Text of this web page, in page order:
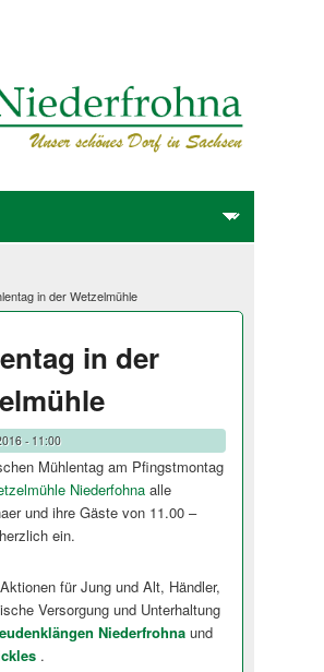
hierin der Wetzelmühle
in der
- 11:00
Mühlentag am Pfingstmontag
Niederfohnaalle
und ihre Gäste von 11.00 –
ein.
für Jung und Alt, Händler,
Versorgung und Unterhaltung
Niederfrohnaund
.